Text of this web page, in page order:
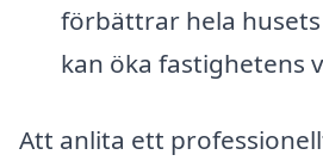
förbättrar hela
kan öka fastighetens
Att anlita ett